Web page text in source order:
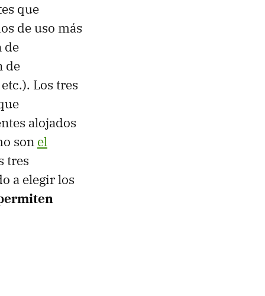
que
de uso más
de
de
Los tres
alojados
son el
tres
a elegir los